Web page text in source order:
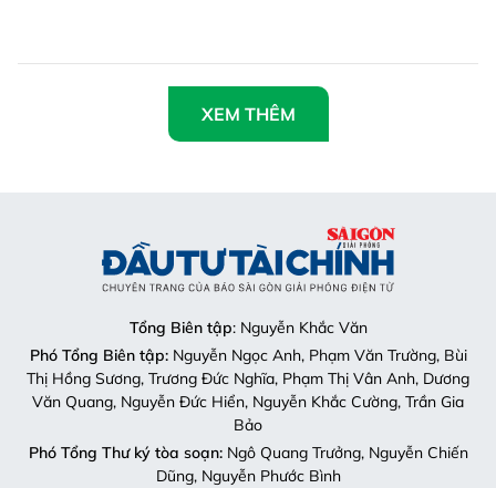
XEM THÊM
Tổng Biên tập: Nguyễn Khắc Văn
Phó Tổng Biên tập:Nguyễn Ngọc Anh, Phạm Văn Trường, Bùi
Thị Hồng Sương, Trương Đức Nghĩa, Phạm Thị Vân Anh, Dương
Văn Quang, Nguyễn Đức Hiển, Nguyễn Khắc Cường, Trần Gia
Bảo
Phó Tổng Thư ký tòa soạn:Ngô Quang Trưởng, Nguyễn Chiến
Dũng, Nguyễn Phước Bình